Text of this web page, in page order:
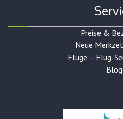
Preise &
Neue
Flüge – Flug-
Blog